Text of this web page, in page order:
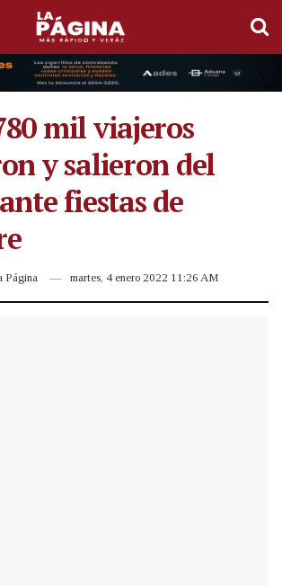
mil viajeros
y salieron del
fiestas de
Página martes, 4 enero 2022 11:26 AM